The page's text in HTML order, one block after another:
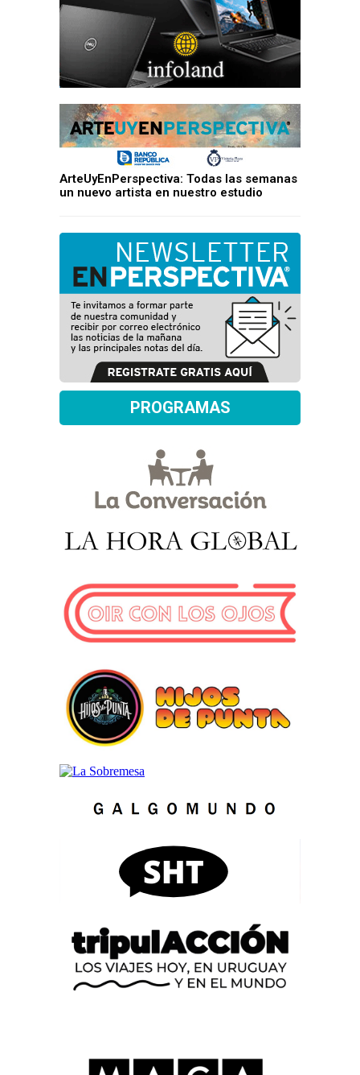
ArteUyEnPerspectiva: Todas las semanas
un nuevo artista en nuestro estudio
PROGRAMAS